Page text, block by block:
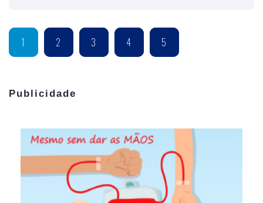
1 2 3 4 5
Publicidade